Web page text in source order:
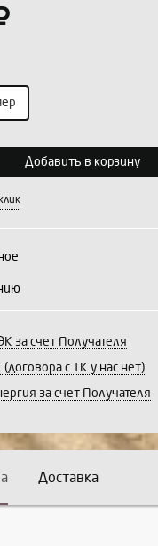
Выберите количество:
Продолжить Отмена
Добавить в корзину
за счет Получателя
с ТК у нас нет)
за счет Получателя
Доставка